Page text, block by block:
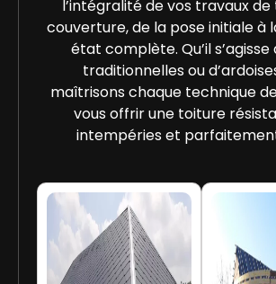
l’intégralité de vos travaux
couverture, de la pose initiale à
état complète. Qu’il s’agisse
traditionnelles ou
maîtrisons chaque technique
vous offrir une toiture
intempéries et